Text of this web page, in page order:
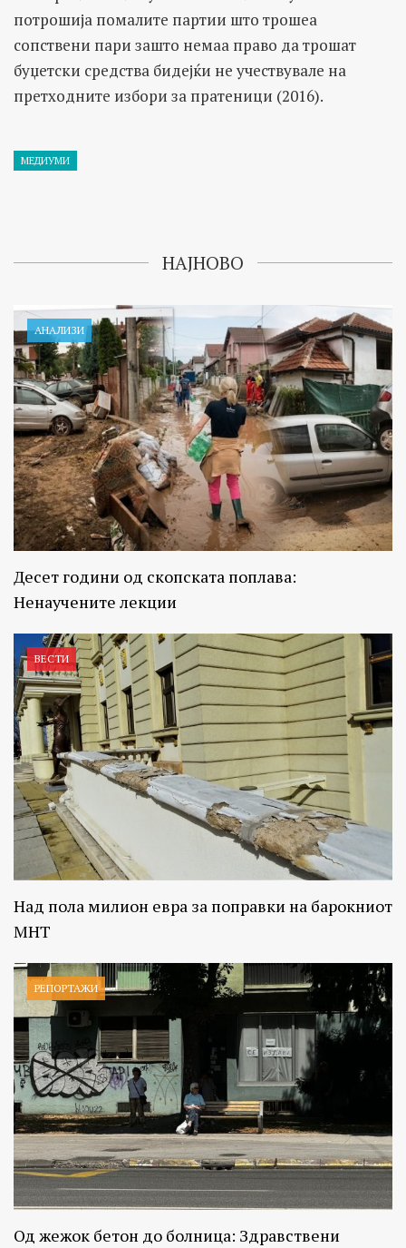
потрошија помалите партии што трошеа
сопствени пари зашто немаа право да трошат
буџетски средства бидејќи не учествувале на
претходните избори за пратеници (2016).
МЕДИУМИ
НАЈНОВО
АНАЛИЗИ
Десет години од скопската поплава:
Ненаучените лекции
ВЕСТИ
Над пола милион евра за поправки на барокниот
МНТ
РЕПОРТАЖИ
Од жежок бетон до болница: Здравствени